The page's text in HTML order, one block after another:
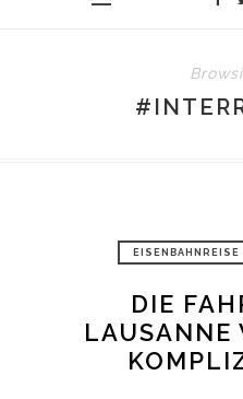
EISENBAHNREISE
DIE
LAUSANNE